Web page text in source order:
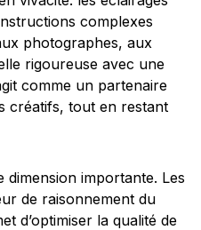
complexes
photographes, aux
rigoureuse avec une
comme un partenaire
créatifs, tout en restant
importante. Les
de raisonnement du
d’optimiser la qualité de